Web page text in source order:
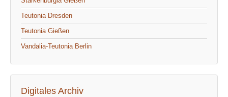
Teutonia Dresden
Teutonia Gießen
Vandalia-Teutonia Berlin
Digitales Archiv